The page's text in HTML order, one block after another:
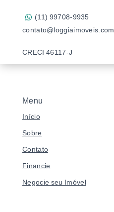
Menu
Início
Sobre
Contato
Financie
Negocie seu Imóvel
(11) 99708-9935
contato@loggiaimoveis.com
CRECI 46117-J